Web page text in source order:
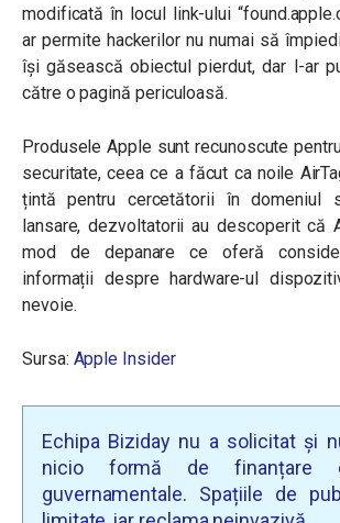
modificată în locul link-ului
ar permite hackerilor nu numai să
își găsească obiectul pierdut, dar l-ar
către o pagină periculoasă.
Produsele Apple sunt recunoscute
securitate, ceea ce a făcut ca noile
țintă pentru cercetătorii în domeniul
lansare, dezvoltatorii au descoperit că
mod de depanare ce oferă
informații despre hardware-ul
nevoie.
Sursa: Apple Insider
Echipa Biziday nu a solicitat și
nicio formă de finanțare
guvernamentale. Spațiile de